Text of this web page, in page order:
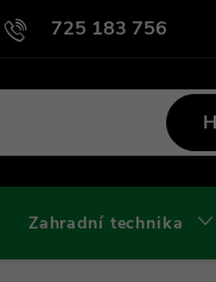
725 183 756
Podmínky ochrany
Zahradní technika